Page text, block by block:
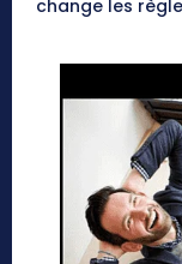
change les